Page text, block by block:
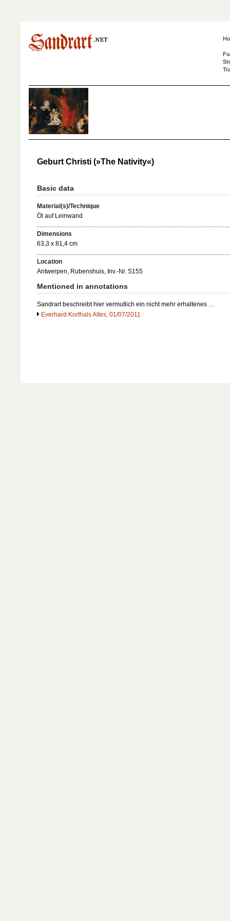
Geburt Christi (»The Nativity«)
Basic data
Material(s)/Technique
Öl auf Leinwand
Dimensions
63,3 x 81,4 cm
Location
Antwerpen, Rubenshuis, Inv.-Nr. S155
Mentioned in annotations
Sandrart beschreibt hier vermutlich ein nicht mehr erhaltenes …
Everhard Korthals Altes, 01/07/2011